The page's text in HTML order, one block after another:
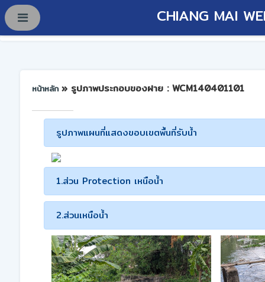
CHIANG MAI
หน้าหลัก » รูปภาพประกอบของฝาย : WCM140401101
รูปภาพแผนที่แสดงขอบเขตพื้นที่รับน้ำ
1.ส่วน Protection เหนือน้ำ
2.ส่วนเหนือน้ำ